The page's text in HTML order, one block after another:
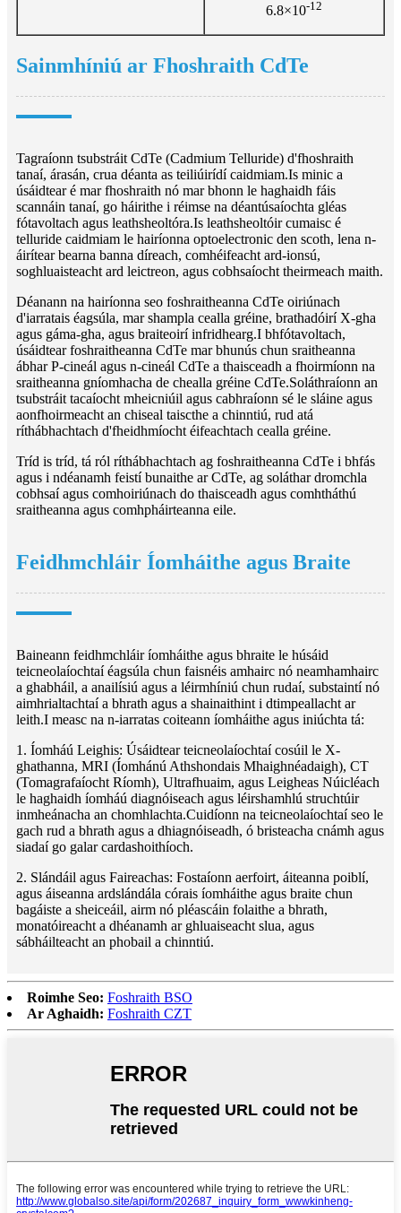
6.8×10-12
Sainmhíniú ar Fhoshraith CdTe
Tagraíonn tsubstráit CdTe (Cadmium Telluride) d'fhoshraith
tanaí, árasán, crua déanta as teiliúirídí caidmiam.Is minic a
úsáidtear é mar fhoshraith nó mar bhonn le haghaidh fáis
scannáin tanaí, go háirithe i réimse na déantúsaíochta gléas
fótavoltach agus leathsheoltóra.Is leathsheoltóir cumaisc é
telluride caidmiam le hairíonna optoelectronic den scoth, lena n-
áirítear bearna banna díreach, comhéifeacht ard-ionsú,
soghluaisteacht ard leictreon, agus cobhsaíocht theirmeach maith.
Déanann na hairíonna seo foshraitheanna CdTe oiriúnach
d'iarratais éagsúla, mar shampla cealla gréine, brathadóirí X-gha
agus gáma-gha, agus braiteoirí infridhearg.I bhfótavoltach,
úsáidtear foshraitheanna CdTe mar bhunús chun sraitheanna
ábhar P-cineál agus n-cineál CdTe a thaisceadh a fhoirmíonn na
sraitheanna gníomhacha de chealla gréine CdTe.Soláthraíonn an
tsubstráit tacaíocht mheicniúil agus cabhraíonn sé le sláine agus
aonfhoirmeacht an chiseal taiscthe a chinntiú, rud atá
ríthábhachtach d'fheidhmíocht éifeachtach cealla gréine.
Tríd is tríd, tá ról ríthábhachtach ag foshraitheanna CdTe i bhfás
agus i ndéanamh feistí bunaithe ar CdTe, ag soláthar dromchla
cobhsaí agus comhoiriúnach do thaisceadh agus comhtháthú
sraitheanna agus comhpháirteanna eile.
Feidhmchláir Íomháithe agus Braite
Baineann feidhmchláir íomháithe agus bhraite le húsáid
teicneolaíochtaí éagsúla chun faisnéis amhairc nó neamhamhairc
a ghabháil, a anailísiú agus a léirmhíniú chun rudaí, substaintí nó
aimhrialtachtaí a bhrath agus a shainaithint i dtimpeallacht ar
leith.I measc na n-iarratas coiteann íomháithe agus iniúchta tá:
1. Íomháú Leighis: Úsáidtear teicneolaíochtaí cosúil le X-
ghathanna, MRI (Íomhánú Athshondais Mhaighnéadaigh), CT
(Tomagrafaíocht Ríomh), Ultrafhuaim, agus Leigheas Núicléach
le haghaidh íomháú diagnóiseach agus léirshamhlú struchtúir
inmheánacha an chomhlachta.Cuidíonn na teicneolaíochtaí seo le
gach rud a bhrath agus a dhiagnóiseadh, ó bristeacha cnámh agus
siadaí go galar cardashoithíoch.
2. Slándáil agus Faireachas: Fostaíonn aerfoirt, áiteanna poiblí,
agus áiseanna ardslándála córais íomháithe agus braite chun
bagáiste a sheiceáil, airm nó pléascáin folaithe a bhrath,
monatóireacht a dhéanamh ar ghluaiseacht slua, agus
sábháilteacht an phobail a chinntiú.
Roimhe Seo: Foshraith BSO
Ar Aghaidh: Foshraith CZT